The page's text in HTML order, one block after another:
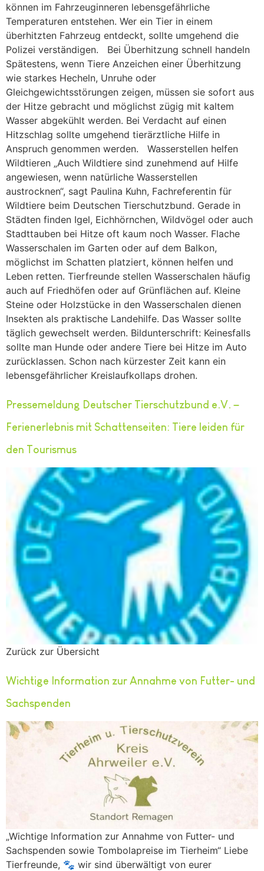
können im Fahrzeuginneren lebensgefährliche
Temperaturen entstehen. Wer ein Tier in einem
überhitzten Fahrzeug entdeckt, sollte umgehend die
Polizei verständigen. Bei Überhitzung schnell handeln
Spätestens, wenn Tiere Anzeichen einer Überhitzung
wie starkes Hecheln, Unruhe oder
Gleichgewichtsstörungen zeigen, müssen sie sofort aus
der Hitze gebracht und möglichst zügig mit kaltem
Wasser abgekühlt werden. Bei Verdacht auf einen
Hitzschlag sollte umgehend tierärztliche Hilfe in
Anspruch genommen werden. Wasserstellen helfen
Wildtieren „Auch Wildtiere sind zunehmend auf Hilfe
angewiesen, wenn natürliche Wasserstellen
austrocknen“, sagt Paulina Kuhn, Fachreferentin für
Wildtiere beim Deutschen Tierschutzbund. Gerade in
Städten finden Igel, Eichhörnchen, Wildvögel oder auch
Stadttauben bei Hitze oft kaum noch Wasser. Flache
Wasserschalen im Garten oder auf dem Balkon,
möglichst im Schatten platziert, können helfen und
Leben retten. Tierfreunde stellen Wasserschalen häufig
auch auf Friedhöfen oder auf Grünflächen auf. Kleine
Steine oder Holzstücke in den Wasserschalen dienen
Insekten als praktische Landehilfe. Das Wasser sollte
täglich gewechselt werden. Bildunterschrift: Keinesfalls
sollte man Hunde oder andere Tiere bei Hitze im Auto
zurücklassen. Schon nach kürzester Zeit kann ein
lebensgefährlicher Kreislaufkollaps drohen.
Pressemeldung Deutscher Tierschutzbund e.V. –
Ferienerlebnis mit Schattenseiten: Tiere leiden für
den Tourismus
Zurück zur Übersicht
Wichtige Information zur Annahme von Futter- und
Sachspenden
„Wichtige Information zur Annahme von Futter- und
Sachspenden sowie Tombolapreise im Tierheim“ Liebe
Tierfreunde, 🐾 wir sind überwältigt von eurer